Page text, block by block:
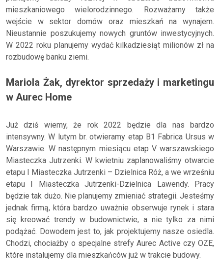
mieszkaniowego wielorodzinnego. Rozważamy także
wejście w sektor domów oraz mieszkań na wynajem.
Nieustannie poszukujemy nowych gruntów inwestycyjnych.
W 2022 roku planujemy wydać kilkadziesiąt milionów zł na
rozbudowę banku ziemi.
Mariola Żak, dyrektor sprzedaży i marketingu
w Aurec Home
Już dziś wiemy, że rok 2022 będzie dla nas bardzo
intensywny. W lutym br. otwieramy etap B1 Fabrica Ursus w
Warszawie. W następnym miesiącu etap V warszawskiego
Miasteczka Jutrzenki. W kwietniu zaplanowaliśmy otwarcie
etapu I Miasteczka Jutrzenki – Dzielnica Róż, a we wrześniu
etapu I Miasteczka Jutrzenki-Dzielnica Lawendy. Pracy
będzie tak dużo. Nie planujemy zmieniać strategii. Jesteśmy
jednak firmą, która bardzo uważnie obserwuje rynek i stara
się kreować trendy w budownictwie, a nie tylko za nimi
podążać. Dowodem jest to, jak projektujemy nasze osiedla.
Chodzi, chociażby o specjalne strefy Aurec Active czy OZE,
które instalujemy dla mieszkańców już w trakcie budowy.